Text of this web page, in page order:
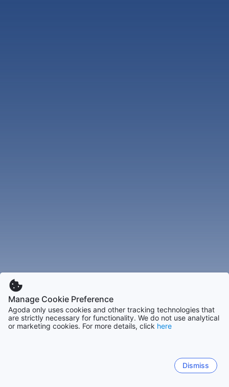
Manage Cookie Preference
Agoda only uses cookies and other tracking technologies that
are strictly necessary for functionality. We do not use analytical
or marketing cookies. For more details, click here
Dismiss